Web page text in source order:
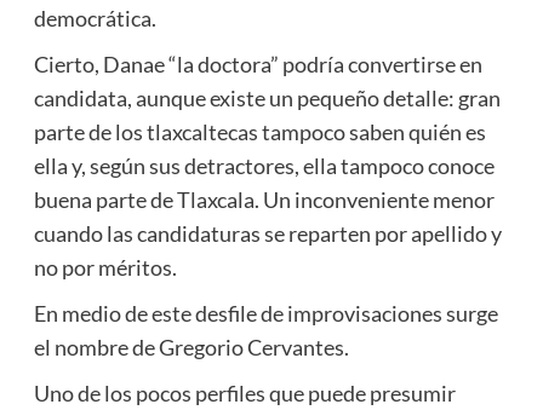
democrática.
Cierto, Danae “la doctora” podría convertirse en
candidata, aunque existe un pequeño detalle: gran
parte de los tlaxcaltecas tampoco saben quién es
ella y, según sus detractores, ella tampoco conoce
buena parte de Tlaxcala. Un inconveniente menor
cuando las candidaturas se reparten por apellido y
no por méritos.
En medio de este desfile de improvisaciones surge
el nombre de Gregorio Cervantes.
Uno de los pocos perfiles que puede presumir